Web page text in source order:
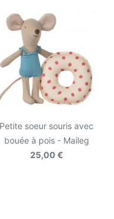
Petite soeur souris avec
bouée à pois - Maileg
25,00 €